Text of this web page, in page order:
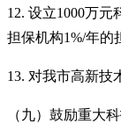
12. 设立1000万
担保机构1%/年的
13. 对我市高新技
（九）鼓励重大